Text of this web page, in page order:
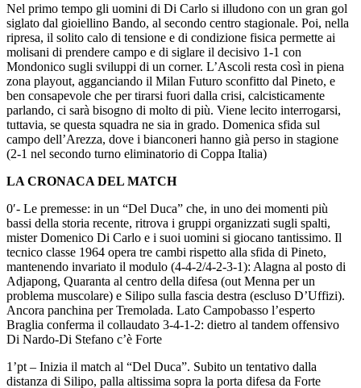
Nel primo tempo gli uomini di Di Carlo si illudono con un gran gol
siglato dal gioiellino Bando, al secondo centro stagionale. Poi, nella
ripresa, il solito calo di tensione e di condizione fisica permette ai
molisani di prendere campo e di siglare il decisivo 1-1 con
Mondonico sugli sviluppi di un corner. L’Ascoli resta così in piena
zona playout, agganciando il Milan Futuro sconfitto dal Pineto, e
ben consapevole che per tirarsi fuori dalla crisi, calcisticamente
parlando, ci sarà bisogno di molto di più. Viene lecito interrogarsi,
tuttavia, se questa squadra ne sia in grado. Domenica sfida sul
campo dell’Arezza, dove i bianconeri hanno già perso in stagione
(2-1 nel secondo turno eliminatorio di Coppa Italia)
LA CRONACA DEL MATCH
0′- Le premesse: in un “Del Duca” che, in uno dei momenti più
bassi della storia recente, ritrova i gruppi organizzati sugli spalti,
mister Domenico Di Carlo e i suoi uomini si giocano tantissimo. Il
tecnico classe 1964 opera tre cambi rispetto alla sfida di Pineto,
mantenendo invariato il modulo (4-4-2/4-2-3-1): Alagna al posto di
Adjapong, Quaranta al centro della difesa (out Menna per un
problema muscolare) e Silipo sulla fascia destra (escluso D’Uffizi).
Ancora panchina per Tremolada. Lato Campobasso l’esperto
Braglia conferma il collaudato 3-4-1-2: dietro al tandem offensivo
Di Nardo-Di Stefano c’è Forte
1’pt – Inizia il match al “Del Duca”. Subito un tentativo dalla
distanza di Silipo, palla altissima sopra la porta difesa da Forte